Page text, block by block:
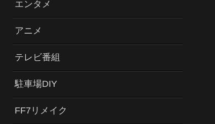
エンタメ
アニメ
テレビ番組
駐車場DIY
FF7リメイク